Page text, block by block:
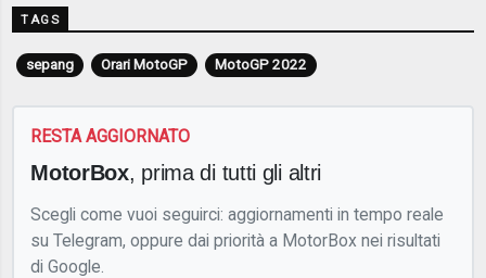
TAGS
sepang Orari MotoGP MotoGP 2022
RESTA AGGIORNATO
MotorBox, prima di tutti gli altri
Scegli come vuoi seguirci: aggiornamenti in tempo reale
su Telegram, oppure dai priorità a MotorBox nei risultati
di Google.